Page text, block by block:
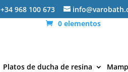
+34 968 100 673
0 elementos
Platos de ducha de resina